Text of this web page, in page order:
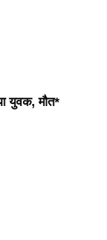
युवक, मौत*